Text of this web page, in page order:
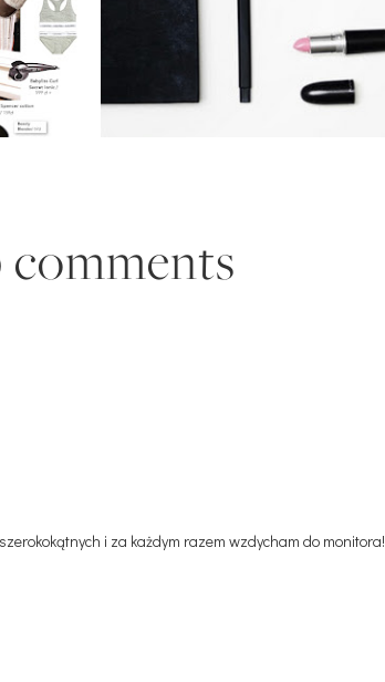
comments
i za każdym razem wzdycham do monitora!